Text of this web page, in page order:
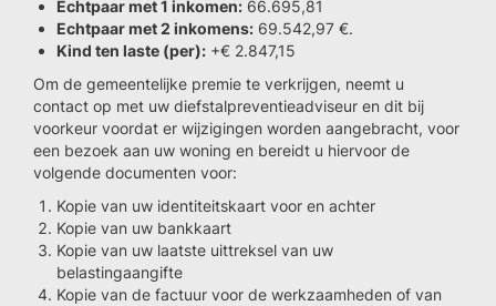
Echtpaar met 1 inkomen: 66.695,81
Echtpaar met 2 inkomens: 69.542,97 €.
Kind ten laste (per): +€ 2.847,15
Om de gemeentelijke premie te verkrijgen, neemt u
contact op met uw diefstalpreventieadviseur en dit bij
voorkeur voordat er wijzigingen worden aangebracht, voor
een bezoek aan uw woning en bereidt u hiervoor de
volgende documenten voor:
Kopie van uw identiteitskaart voor en achter
Kopie van uw bankkaart
Kopie van uw laatste uittreksel van uw
belastingaangifte
Kopie van de factuur voor de werkzaamheden of van